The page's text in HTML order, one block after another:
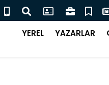
DEV ADIM ON DÖRT
YEREL YAZARLAR